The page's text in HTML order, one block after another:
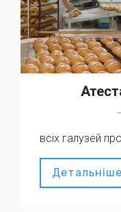
всіх галузей
Детальніше